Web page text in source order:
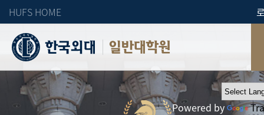
HUFS HOME
일반대학원
Powered by